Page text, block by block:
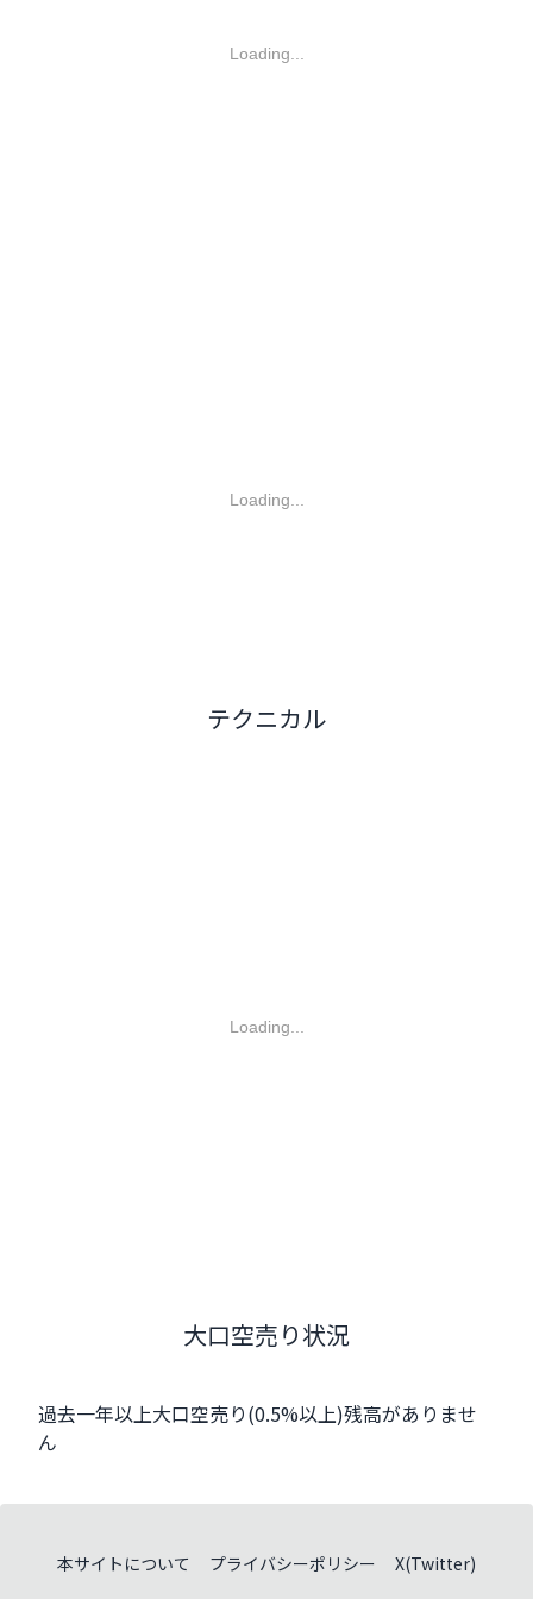
Loading...
Loading...
テクニカル
Loading...
大口空売り状況
過去一年以上大口空売り(0.5%以上)残高がありませ
ん
本サイトについて プライバシーポリシー X(Twitter)